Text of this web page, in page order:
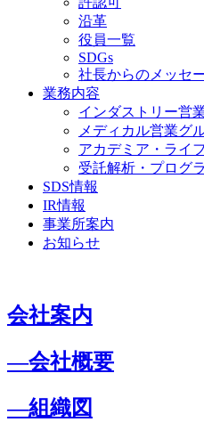
沿革
役員一覧
SDGs
社長からのメッセ
業務内容
インダストリー営
メディカル営業グ
アカデミア・ライ
受託解析・プログ
SDS情報
IR情報
事業所案内
お知らせ
会社案内
―会社概要
―組織図